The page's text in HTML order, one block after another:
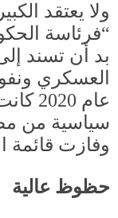
ولا يعتقد
“فرئاسة
بد أن تسند
العسكري
عام 2020
سياسية من
وفازت قائمة
حظوظ عالية